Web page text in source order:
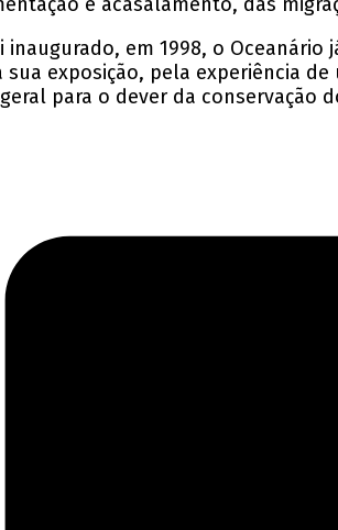
inaugurado, em 1998, o
sua exposição, pela experiência
para o dever da